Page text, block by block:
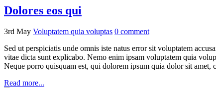
Dolores eos qui
3rd May Voluptatem quia voluptas 0 comment
Sed ut perspiciatis unde omnis iste natus error sit voluptatem
vitae dicta sunt explicabo. Nemo enim ipsam voluptatem quia
Neque porro quisquam est, qui dolorem ipsum quia dolor sit
Read more...